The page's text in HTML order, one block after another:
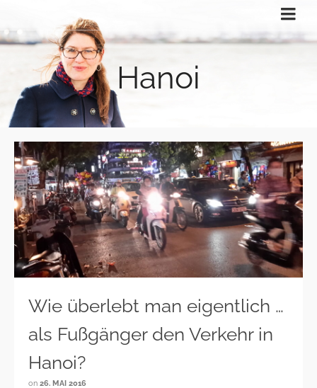
Hanoi
Wie überlebt man eigentlich …
als Fußgänger den Verkehr in
Hanoi?
on 26. MAI 2016